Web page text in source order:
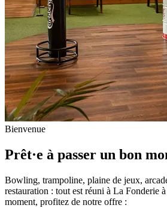
Bienvenue
Prêt·e à passer un bon
Bowling, trampoline, plaine de jeux,
restauration : tout est réuni à La Fonderie
moment, profitez de notre offre :